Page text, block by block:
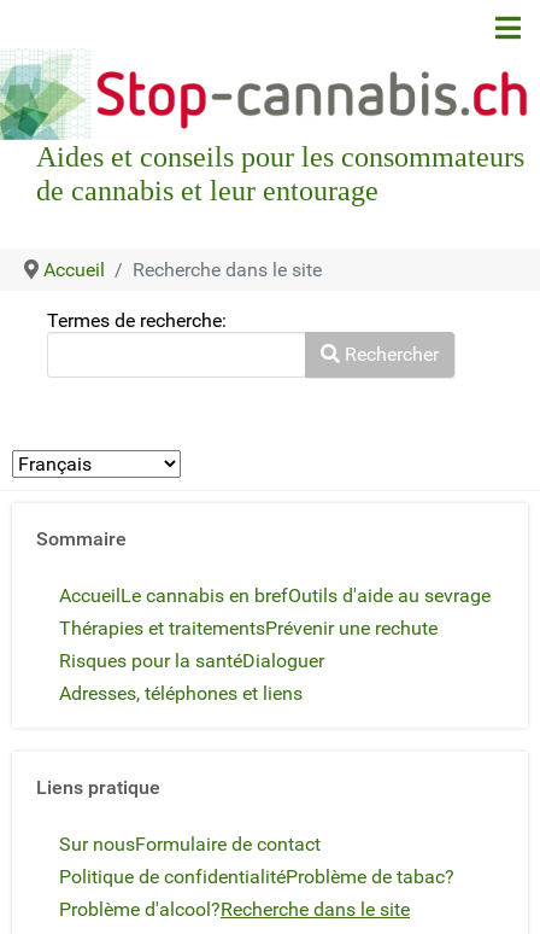
Aides et conseils pour les consommateurs
de cannabis et leur entourage
Accueil Recherche dans le site
Search Form
Termes de recherche:
Rechercher
Sommaire
AccueilLe cannabis en brefOutils d'aide au sevrage
Thérapies et traitementsPrévenir une rechute
Risques pour la santéDialoguer
Adresses, téléphones et liens
Liens pratique
Sur nousFormulaire de contact
Politique de confidentialitéProblème de tabac?
Problème d'alcool?Recherche dans le site